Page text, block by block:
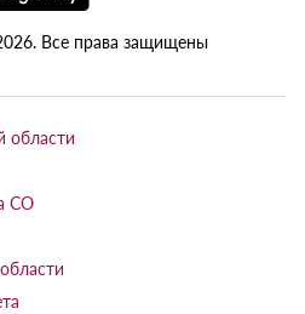
Все права защищены
области
СО